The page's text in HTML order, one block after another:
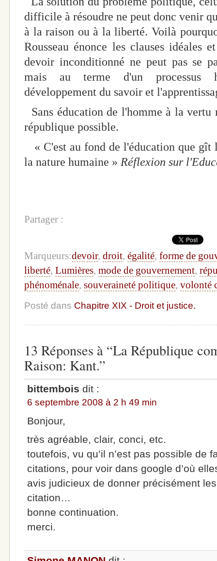
difficile à résoudre ne peut donc venir
à la raison ou à la liberté. Voilà
Rousseau énonce les clauses
devoir inconditionné ne peut pas se
mais au terme d'un processus
développement du savoir et
Sans éducation de l'homme à la
république possible.
« C'est au fond de l'éducation que gît
la nature humaine » Réflexion sur
Partager :
Marqueurs:devoir, droit, égalité, forme de
liberté, Lumières, mode de gouvernement,
phénoménale, souveraineté politique, volonté
Posté dans Chapitre XIX - Droit et justice.
13 Réponses à “La République
Raison: Kant.”
bittembois dit :
6 septembre 2008 à 2 h 49 min
Bonjour,
très agréable, clair, conci, etc.
toutefois, vu qu’il n’est pas possible de
citations, pour voir dans google d’où
avis judicieux de donner précisément
citation…
bonne continuation.
merci.